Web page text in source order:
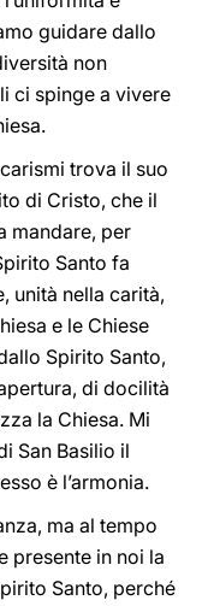
guidare dallo
non
ci spinge a vivere
trova il suo
di Cristo, che il
mandare, per
Santo fa
unità nella carità,
e le Chiese
Spirito Santo,
di docilità
la Chiesa. Mi
San Basilio il
è l’armonia.
ma al tempo
presente in noi la
Santo, perché